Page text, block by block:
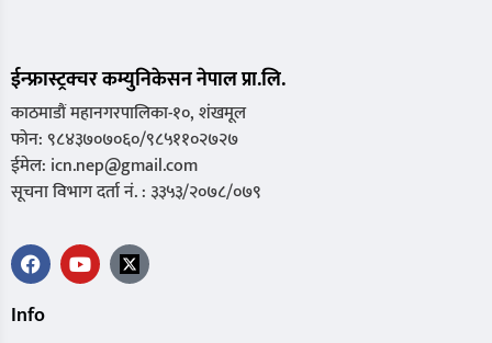
ईन्फ्रास्ट्रक्चर कम्युनिकेसन नेपाल प्रा.लि.
काठमाडौं महानगरपालिका-१०, शंखमूल
फोन: ९८४३७०७०६०/९८५११०२७२७
ईमेल: icn.nep@gmail.com
सूचना विभाग दर्ता नं. : ३३५३/२०७८/०७९
Info